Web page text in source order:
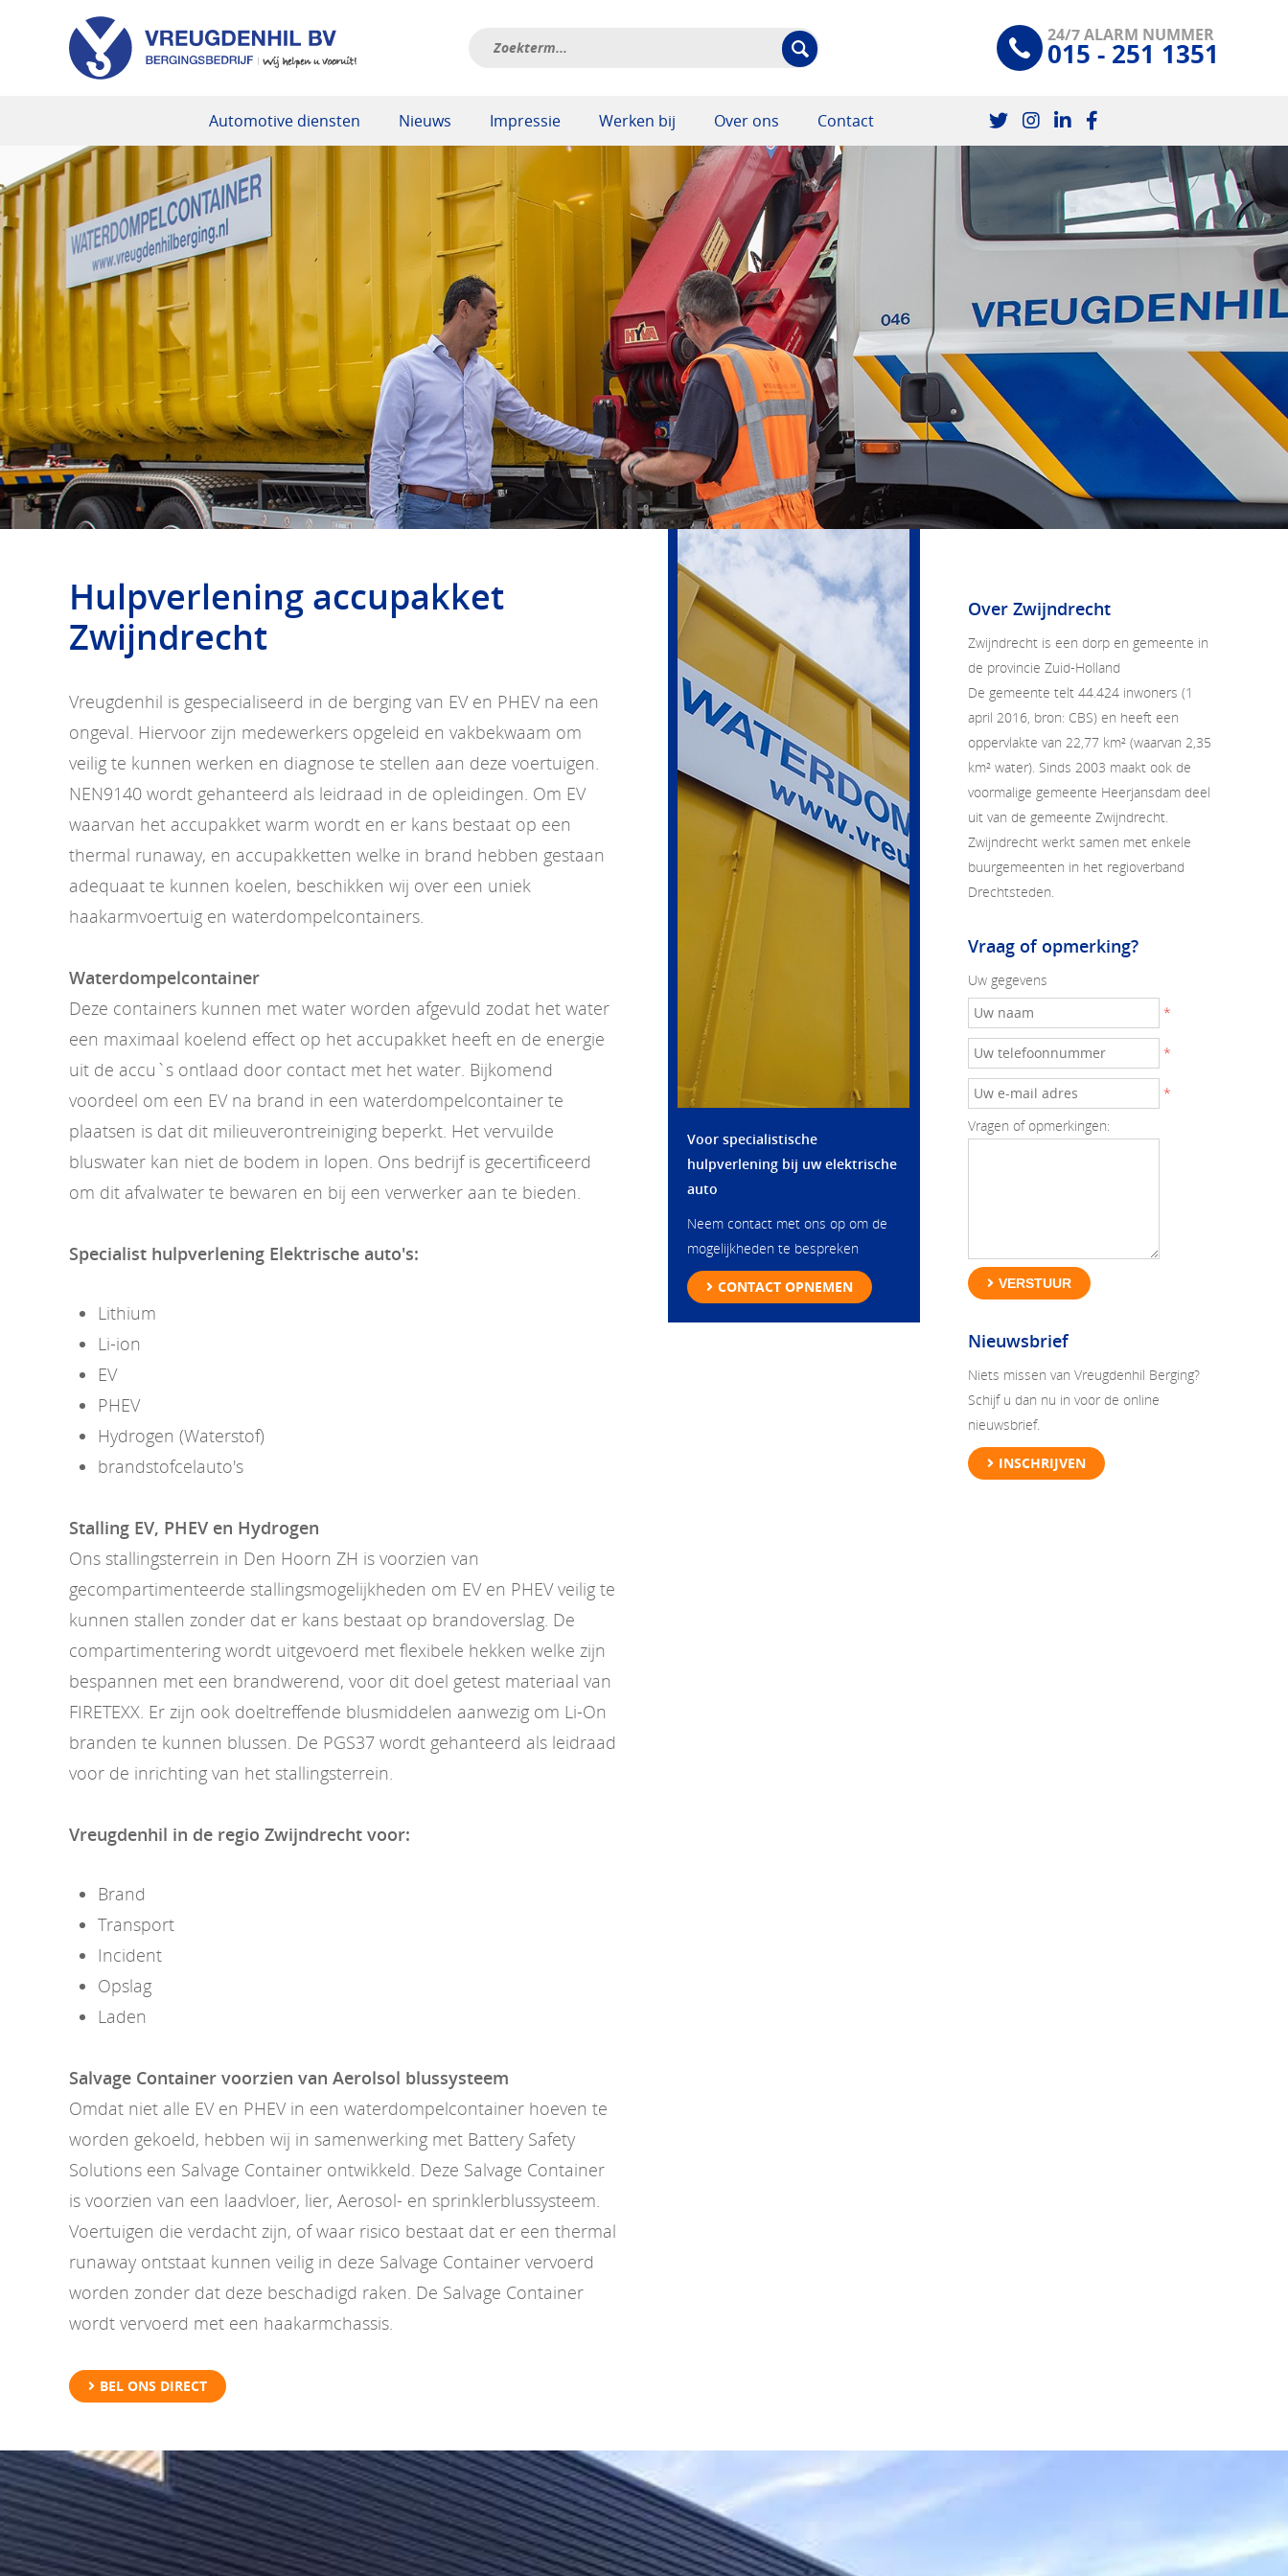
24/7 ALARM NUMMER
015 - 251 1351
Automotive diensten Nieuws Impressie Werken bij Over ons Contact
Hulpverlening accupakket
Zwijndrecht
Vreugdenhil is gespecialiseerd in de berging van EV en PHEV na een
ongeval. Hiervoor zijn medewerkers opgeleid en vakbekwaam om
veilig te kunnen werken en diagnose te stellen aan deze voertuigen.
NEN9140 wordt gehanteerd als leidraad in de opleidingen. Om EV
waarvan het accupakket warm wordt en er kans bestaat op een
thermal runaway, en accupakketten welke in brand hebben gestaan
adequaat te kunnen koelen, beschikken wij over een uniek
haakarmvoertuig en waterdompelcontainers.
Waterdompelcontainer
Deze containers kunnen met water worden afgevuld zodat het water
een maximaal koelend effect op het accupakket heeft en de energie
uit de accu`s ontlaad door contact met het water. Bijkomend
voordeel om een EV na brand in een waterdompelcontainer te
plaatsen is dat dit milieuverontreiniging beperkt. Het vervuilde
bluswater kan niet de bodem in lopen. Ons bedrijf is gecertificeerd
om dit afvalwater te bewaren en bij een verwerker aan te bieden.
Specialist hulpverlening Elektrische auto's:
Lithium
Li-ion
EV
PHEV
Hydrogen (Waterstof)
brandstofcelauto's
Stalling EV, PHEV en Hydrogen
Ons stallingsterrein in Den Hoorn ZH is voorzien van
gecompartimenteerde stallingsmogelijkheden om EV en PHEV veilig te
kunnen stallen zonder dat er kans bestaat op brandoverslag. De
compartimentering wordt uitgevoerd met flexibele hekken welke zijn
bespannen met een brandwerend, voor dit doel getest materiaal van
FIRETEXX. Er zijn ook doeltreffende blusmiddelen aanwezig om Li-On
branden te kunnen blussen. De PGS37 wordt gehanteerd als leidraad
voor de inrichting van het stallingsterrein.
Vreugdenhil in de regio Zwijndrecht voor:
Brand
Transport
Incident
Opslag
Laden
Salvage Container voorzien van Aerolsol blussysteem
Omdat niet alle EV en PHEV in een waterdompelcontainer hoeven te
worden gekoeld, hebben wij in samenwerking met Battery Safety
Solutions een Salvage Container ontwikkeld. Deze Salvage Container
is voorzien van een laadvloer, lier, Aerosol- en sprinklerblussysteem.
Voertuigen die verdacht zijn, of waar risico bestaat dat er een thermal
runaway ontstaat kunnen veilig in deze Salvage Container vervoerd
worden zonder dat deze beschadigd raken. De Salvage Container
wordt vervoerd met een haakarmchassis.
BEL ONS DIRECT
Voor specialistische
hulpverlening bij uw elektrische
auto
Neem contact met ons op om de
mogelijkheden te bespreken
CONTACT OPNEMEN
Over Zwijndrecht
Zwijndrecht is een dorp en gemeente in
de provincie Zuid-Holland
De gemeente telt 44.424 inwoners (1
april 2016, bron: CBS) en heeft een
oppervlakte van 22,77 km² (waarvan 2,35
km² water). Sinds 2003 maakt ook de
voormalige gemeente Heerjansdam deel
uit van de gemeente Zwijndrecht.
Zwijndrecht werkt samen met enkele
buurgemeenten in het regioverband
Drechtsteden.
Vraag of opmerking?
Uw gegevens
*
*
*
Vragen of opmerkingen:
VERSTUUR
Nieuwsbrief
Niets missen van Vreugdenhil Berging?
Schijf u dan nu in voor de online
nieuwsbrief.
INSCHRIJVEN